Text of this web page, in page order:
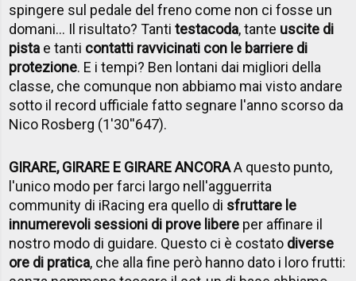
spingere sul pedale del freno come non ci fosse un
domani... Il risultato? Tantitestacoda, tante uscite di
pista e tanti contatti ravvicinati con le barriere di
protezione. E i tempi? Ben lontani dai migliori della
classe, che comunque non abbiamo mai visto andare
sotto il record ufficiale fatto segnare l'anno scorso da
Nico Rosberg (1'30''647).
GIRARE, GIRARE E GIRARE ANCORAA questo punto,
l'unico modo per farci largo nell'agguerrita
community di iRacing era quello di sfruttare le
innumerevoli sessioni di prove libere per affinare il
nostro modo di guidare. Questo ci è costato diverse
ore di pratica, che alla fine però hanno dato i loro frutti: